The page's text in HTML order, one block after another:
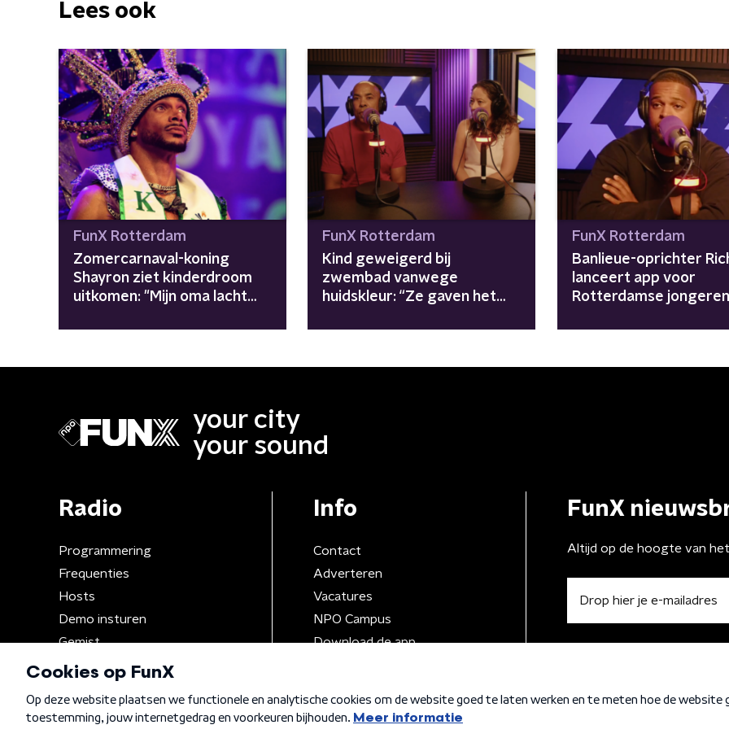
Lees ook
FunX Rotterdam
Zomercarnaval-koning
Shayron ziet kinderdroom
uitkomen: "Mijn oma lacht
FunX Rotterdam
Kind geweigerd bij
zwembad vanwege
huidskleur: “Ze gaven het
publiekelijk”
FunX Rotterdam
Banlieue-oprichter
lanceert app voor
Rotterdamse
terecht kunnen"
your city
your sound
Radio
Programmering
Frequenties
Hosts
Demo insturen
Gemist
Info
Contact
Adverteren
Vacatures
NPO Campus
Download de app
FunX
Altijd op de hoogte van
Algemene voorwaarden Privacybeleid